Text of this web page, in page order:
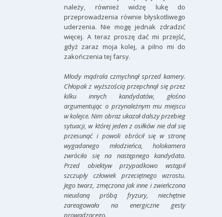
należy, również widzę lukę do
przeprowadzenia równie błyskotliwego
uderzenia. Nie mogę jednak zdradzić
więcej. A teraz proszę dać mi przejść,
gdyż zaraz moja kolej, a pilno mi do
zakończenia tej farsy.
Młody mądrala czmychnął sprzed kamery.
Chłopak z wyższością przepchnął się przez
kilku innych kandydatów, głośno
argumentując o przynależnym mu miejscu
w kolejce. Nim obraz ukazał dalszy przebieg
sytuacji, w której jeden z osiłków nie dał się
przesunąć i powoli obrócił się w stronę
wygadanego młodzieńca, holokamera
zwróciła się na następnego kandydata.
Przed obiektyw przypadkowo wstąpił
szczupły człowiek przeciętnego wzrostu.
Jego twarz, zmęczona jak inne i zwieńczona
nieudaną próbą fryzury, niechętnie
zareagowała na energiczne gesty
prowadzącego.